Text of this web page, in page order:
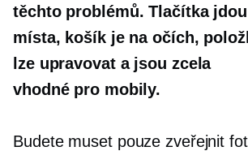
těchto problémů. Tlačítka
místa, košík je na očích,
lze upravovat a jsou zcela
vhodné pro mobily.
Budete muset pouze zveřejnit